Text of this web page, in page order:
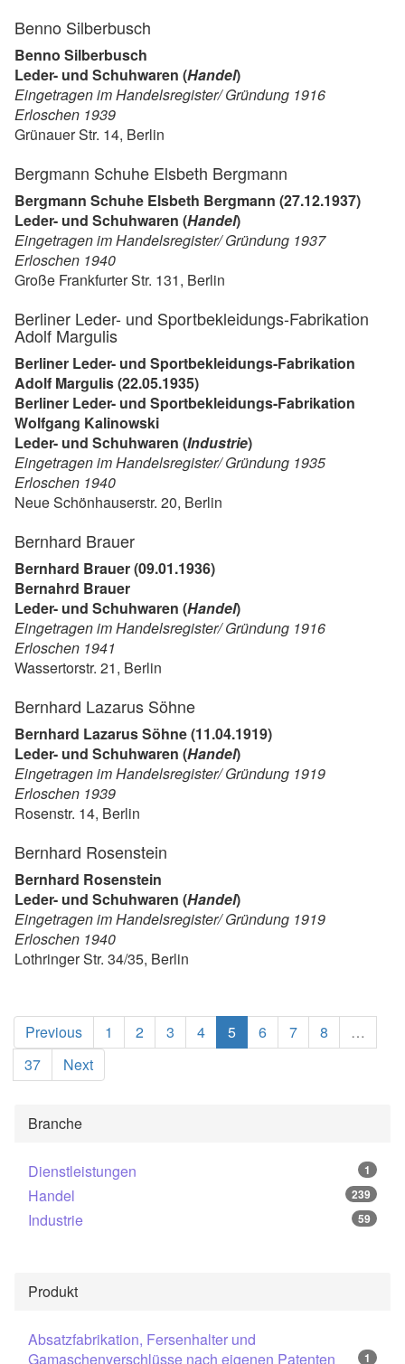
Benno Silberbusch
Benno Silberbusch
Leder- und Schuhwaren (Handel)
Eingetragen im Handelsregister/ Gründung 1916
Erloschen 1939
Grünauer Str. 14, Berlin
Bergmann Schuhe Elsbeth Bergmann
Bergmann Schuhe Elsbeth Bergmann (27.12.1937)
Leder- und Schuhwaren (Handel)
Eingetragen im Handelsregister/ Gründung 1937
Erloschen 1940
Große Frankfurter Str. 131, Berlin
Berliner Leder- und Sportbekleidungs-Fabrikation
Adolf Margulis
Berliner Leder- und Sportbekleidungs-Fabrikation
Adolf Margulis (22.05.1935)
Berliner Leder- und Sportbekleidungs-Fabrikation
Wolfgang Kalinowski
Leder- und Schuhwaren (Industrie)
Eingetragen im Handelsregister/ Gründung 1935
Erloschen 1940
Neue Schönhauserstr. 20, Berlin
Bernhard Brauer
Bernhard Brauer (09.01.1936)
Bernahrd Brauer
Leder- und Schuhwaren (Handel)
Eingetragen im Handelsregister/ Gründung 1916
Erloschen 1941
Wassertorstr. 21, Berlin
Bernhard Lazarus Söhne
Bernhard Lazarus Söhne (11.04.1919)
Leder- und Schuhwaren (Handel)
Eingetragen im Handelsregister/ Gründung 1919
Erloschen 1939
Rosenstr. 14, Berlin
Bernhard Rosenstein
Bernhard Rosenstein
Leder- und Schuhwaren (Handel)
Eingetragen im Handelsregister/ Gründung 1919
Erloschen 1940
Lothringer Str. 34/35, Berlin
Previous 1 2 3 4 5(current)
6 7 8
…
37
Next
Branche
Dienstleistungen 1
Handel 239
Industrie 59
Produkt
Absatzfabrikation, Fersenhalter und
Gamaschenverschlüsse nach eigenen Patenten
1